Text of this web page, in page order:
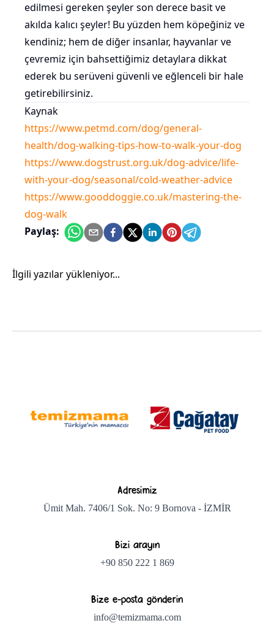
edilmesi gereken şeyler son derece basit ve
akılda kalıcı şeyler! Bu yüzden hem köpeğiniz ve
kendiniz; hem de diğer insanlar, hayvanlar ve
çevremiz için bahsettiğimiz detaylara dikkat
ederek bu serüveni güvenli ve eğlenceli bir hale
getirebilirsiniz.
Kaynak
https://www.petmd.com/dog/general-
health/dog-walking-tips-how-to-walk-your-dog
https://www.dogstrust.org.uk/dog-advice/life-
with-your-dog/seasonal/cold-weather-advice
https://www.gooddoggie.co.uk/mastering-the-
dog-walk
Paylaş:
İlgili yazılar yükleniyor...
Adresimiz
Ümit Mah. 7406/1 Sok. No: 9 Bornova - İZMİR
Bizi arayın
+90 850 222 1 869
Bize e-posta gönderin
info@temizmama.com